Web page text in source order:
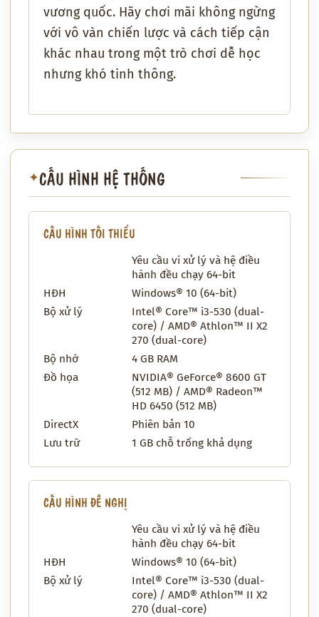
vương quốc. Hãy chơi mãi không ngừng
với vô vàn chiến lược và cách tiếp cận
khác nhau trong một trò chơi dễ học
nhưng khó tinh thông.
✦CẤU HÌNH HỆ THỐNG
CẤU HÌNH TỐI THIỂU
Yêu cầu vi xử lý và hệ điều
hành đều chạy 64-bit
HĐH
Windows® 10 (64-bit)
Bộ xử lý
Intel® Core™ i3-530 (dual-
core) / AMD® Athlon™ II X2
270 (dual-core)
Bộ nhớ
4 GB RAM
Đồ họa
NVIDIA® GeForce® 8600 GT
(512 MB) / AMD® Radeon™
HD 6450 (512 MB)
DirectX
Phiên bản 10
Lưu trữ
1 GB chỗ trống khả dụng
CẤU HÌNH ĐỀ NGHỊ
Yêu cầu vi xử lý và hệ điều
hành đều chạy 64-bit
HĐH
Windows® 10 (64-bit)
Bộ xử lý
Intel® Core™ i3-530 (dual-
core) / AMD® Athlon™ II X2
270 (dual-core)